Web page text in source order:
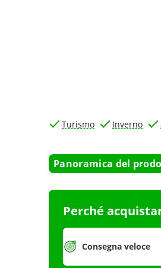
Turismo Inverno
Panoramica del
Perché
Consegna veloce